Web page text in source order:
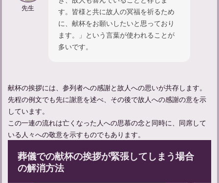
出棺の挨拶マナー：一連の流れや挨拶の例文などを解説
先生
す。皆様と共に故人の冥福を祈るため
に、献杯をお願いしたいと思っており
ます。」という言葉が使われることが
多いです。
献杯の挨拶には、参列者への感謝と故人への思いが共存します。
先程の例文でも先に謝意を述べ、その後で故人への感謝の意を示
しています。
この一連の流れは亡くなった人への思慕の念と同時に、同席して
いる人々への敬意を示すものでもあります。
葬儀での献杯の挨拶が緊張してしまう場合
の解消方法